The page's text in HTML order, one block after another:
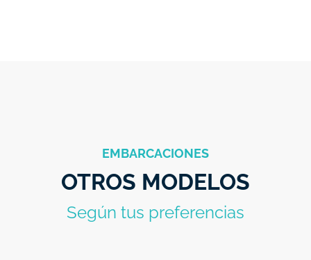
EMBARCACIONES
OTROS MODELOS
Según tus preferencias